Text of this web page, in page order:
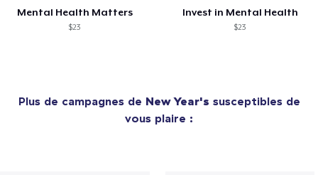
Mental Health Matters
$23
Invest in Mental Health
$23
Plus de campagnes de New Year's susceptibles de
vous plaire :